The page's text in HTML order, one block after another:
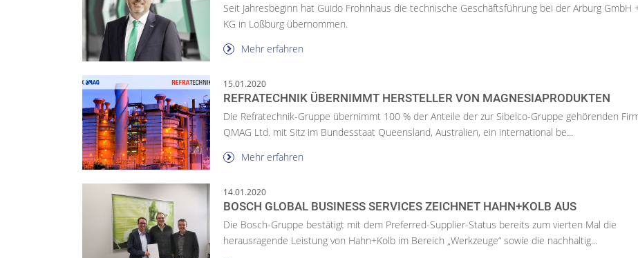
Seit Jahresbeginn hat Guido Frohnhaus die technische Geschäftsführung bei der Arburg GmbH
KG in Loßburg übernommen.
Mehr erfahren
15.01.2020
REFRATECHNIK ÜBERNIMMT HERSTELLER VON MAGNESIAPRODUKTEN
Die Refratechnik-Gruppe übernimmt 100 % der Anteile der zur Sibelco-Gruppe gehörenden
QMAG Ltd. mit Sitz im Bundesstaat Queensland, Australien, ein international be...
Mehr erfahren
14.01.2020
BOSCH GLOBAL BUSINESS SERVICES ZEICHNET HAHN+KOLB AUS
Die Bosch-Gruppe bestätigt mit dem Preferred-Supplier-Status bereits zum vierten Mal die
herausragende Leistung von Hahn+Kolb im Bereich „Werkzeuge“ sowie die nachhaltig...